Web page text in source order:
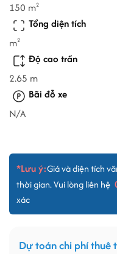
150 m2
Tổng diện tích
m2
Độ cao trần
2.65 m
Bãi đỗ xe
N/A
*Lưu ý:Giá và diện tích
thời gian. Vui lòng liên hệ
xác
Dự toán chi phí thuê